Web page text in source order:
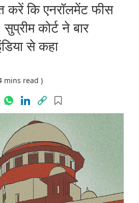
करें कि एनरॉलमेंट फीस
कोर्ट ने बार
से कहा
mins read )